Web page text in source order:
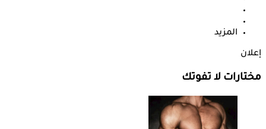
المزيد
إعلان
مختارات لا تفوتك